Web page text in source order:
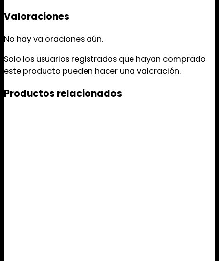
Valoraciones
No hay valoraciones aún.
Solo los usuarios registrados que hayan comprado
este producto pueden hacer una valoración.
Productos relacionados